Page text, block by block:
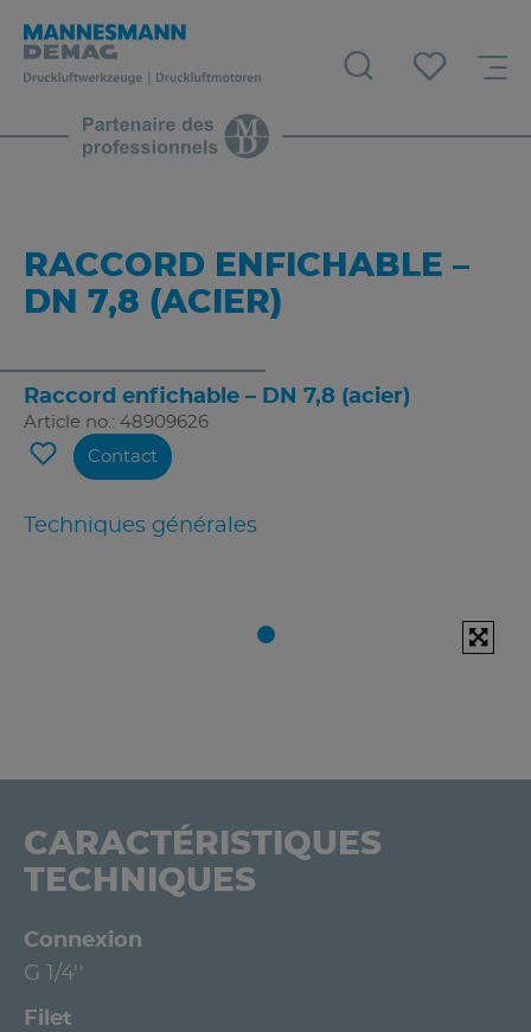
RACCORD ENFICHABLE –
DN 7,8 (ACIER)
Raccord enfichable – DN 7,8 (acier)
Article no.: 48909626
Techniques générales
Contact
CARACTÉRISTIQUES
TECHNIQUES
Connexion
G 1/4''
Filet